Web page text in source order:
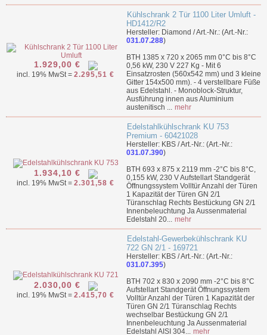
1.929,00 €
incl. 19% MwSt = 2.295,51 €
Kühlschrank 2 Tür 1100 Liter Umluft -
HD1412/R2
Hersteller: Diamond / Art.-Nr.: (Art.-Nr.:
031.07.288)
BTH 1385 x 720 x 2065 mm 0°C bis 8°C
0,56 kW, 230 V 227 Kg - Mit 6
Einsatzrosten (560x542 mm) und 3 kleine
Gitter 154x500 mm). - 4 verstellbare Füße
aus Edelstahl. - Monoblock-Struktur,
Ausführung innen aus Aluminium
austenitisch ... mehr
1.934,10 €
incl. 19% MwSt = 2.301,58 €
Edelstahlkühlschrank KU 753
Premium - 60421028
Hersteller: KBS / Art.-Nr.: (Art.-Nr.:
031.07.390)
BTH 693 x 875 x 2119 mm -2°C bis 8°C,
0,155 kW, 230 V Aufstellart Standgerät
Öffnungssystem Volltür Anzahl der Türen
1 Kapazität der Türen GN 2/1
Türanschlag Rechts Bestückung GN 2/1
Innenbeleuchtung Ja Aussenmaterial
Edelstahl 20... mehr
2.030,00 €
incl. 19% MwSt = 2.415,70 €
Edelstahl-Gewerbekühlschrank KU
722 GN 2/1 - 169721
Hersteller: KBS / Art.-Nr.: (Art.-Nr.:
031.07.395)
BTH 702 x 830 x 2090 mm -2°C bis 8°C
Aufstellart Standgerät Öffnungssystem
Volltür Anzahl der Türen 1 Kapazität der
Türen GN 2/1 Türanschlag Rechts
wechselbar Bestückung GN 2/1
Innenbeleuchtung Ja Aussenmaterial
Edelstahl AISI 304... mehr